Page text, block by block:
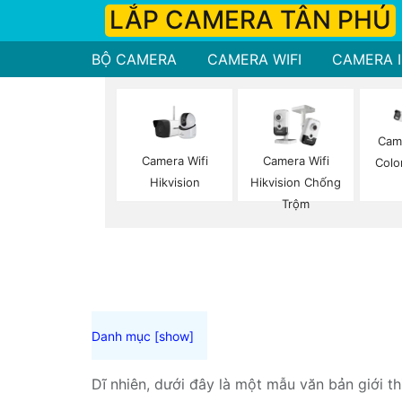
LẮP CAMERA TÂN PHÚ
BỘ CAMERA CAMERA WIFI CAMERA
Camera Wifi
Hikvision
Camera Wifi
Hikvision Chống
Trộm
Dĩ nhiên, dưới đây là một mẫu văn bản giới